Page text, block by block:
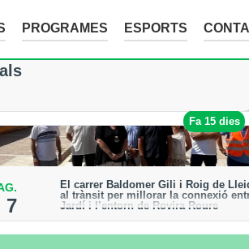
PROGRAMES ESPORTS
de fins a 7 cm a Raimat,
no han sofert danys
Fa 15 dies
7
El carrer Baldomer Gili i Roig de
al trànsit per millorar la connexió
Jardí i l’entorn de Rovira Roure
S’ha urbanitzat un tram de 135 metres,
voreres accessibles, arbrat i renovació